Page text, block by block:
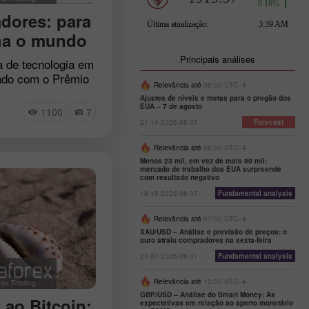
Enquanto isso,
fortepara
o mundo
de tecnologia em
com o Prêmio
A humanidade
tipo de ser
treiná-las para
de forma
pode dar
hostil
à beira de
criações
e influenciam
vida.
1100 7
Principais análises
Relevância até 06:00 UTC--4
Ajustes de níveis e metas para o pregão dos
EUA – 7 de agosto
21:14 2026-08-07
Forecast
Relevância até 08:00 UTC--4
Menos 23 mil, em vez de mais 90 mil:
mercado de trabalho dos EUA surpreende
com resultado negativo
18:15 2026-08-07
Fundamental analysis
Relevância até 07:00 UTC--4
XAU/USD – Análise e previsão de preços: o
ouro atraiu compradores na sexta-feira
21:07 2026-08-07
Fundamental analysis
Relevância até 13:00 UTC--4
GBP/USD – Análise do Smart Money: As
expectativas em relação ao aperto monetário